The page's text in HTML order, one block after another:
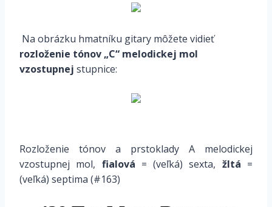
Na obrázku hmatníku gitary môžete vidieť
rozloženie tónov „C“ melodickej mol
vzostupnej stupnice:
Rozloženie tónov a prstoklady A melodickej
vzostupnej mol, fialová = (veľká) sexta, žltá =
(veľká) septima (#163)